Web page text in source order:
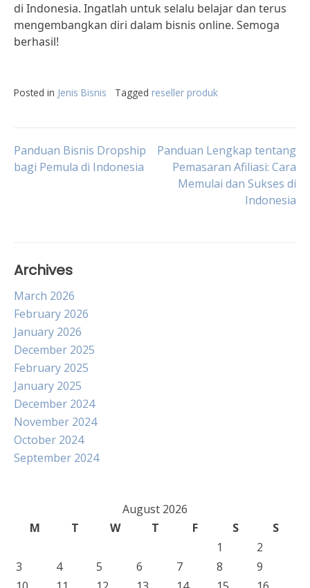
di Indonesia. Ingatlah untuk selalu belajar dan terus
mengembangkan diri dalam bisnis online. Semoga
berhasil!
Posted in Jenis Bisnis Tagged reseller produk
Post
Panduan Bisnis Dropship
bagi Pemula di Indonesia
Panduan Lengkap tentang
Pemasaran Afiliasi: Cara
Memulai dan Sukses di
Indonesia
Archives
March 2026
February 2026
January 2026
December 2025
February 2025
January 2025
December 2024
November 2024
October 2024
September 2024
August 2026
M
T W T F S
S
1
2
3
4 5 6 7 8
9